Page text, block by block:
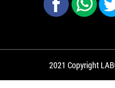
2021 Copyright